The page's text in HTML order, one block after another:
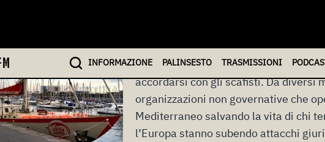
INFORMAZIONE PALINSESTO TRASMISSIONI
riaccende l’attenzione sull’operato
meno implicitamente di favorire
accordarsi con gli scafisti. Da diversi
organizzazioni non governative che
Mediterraneo salvando la vita di chi
l’Europa stanno subendo attacchi